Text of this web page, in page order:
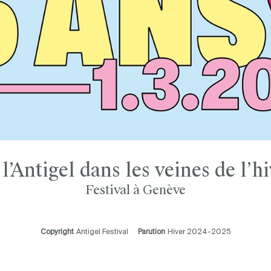
dans les veines de
Festival à Genève
Copyright Antigel Festival Parution Hiver 2024-2025